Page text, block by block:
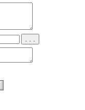
. . .